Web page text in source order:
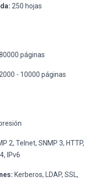
250 hojas
páginas
2000 - 10000 páginas
2, Telnet, SNMP 3, HTTP,
IPv6
Kerberos, LDAP, SSL,